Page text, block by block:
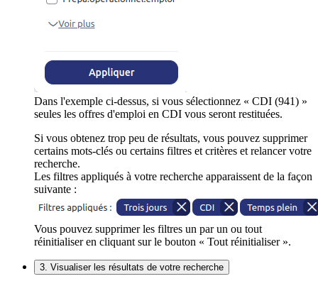
Dans l'exemple ci-dessus, si vous sélectionnez « CDI (941) »
seules les offres d'emploi en CDI vous seront restituées.
Si vous obtenez trop peu de résultats, vous pouvez supprimer
certains mots-clés ou certains filtres et critères et relancer votre
recherche.
Les filtres appliqués à votre recherche apparaissent de la façon
suivante :
Vous pouvez supprimer les filtres un par un ou tout
réinitialiser en cliquant sur le bouton « Tout réinitialiser ».
3. Visualiser les résultats de votre recherche